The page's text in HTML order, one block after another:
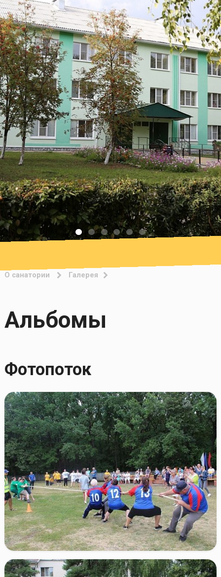
О санатории Галерея
Альбомы
Фотопоток